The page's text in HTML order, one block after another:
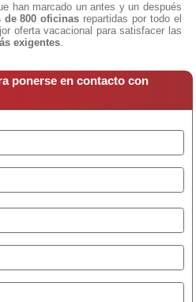
han marcado un antes y un después
de 800 oficinas repartidas por todo el
oferta vacacional para satisfacer las
exigentes.
ponerse en contacto con